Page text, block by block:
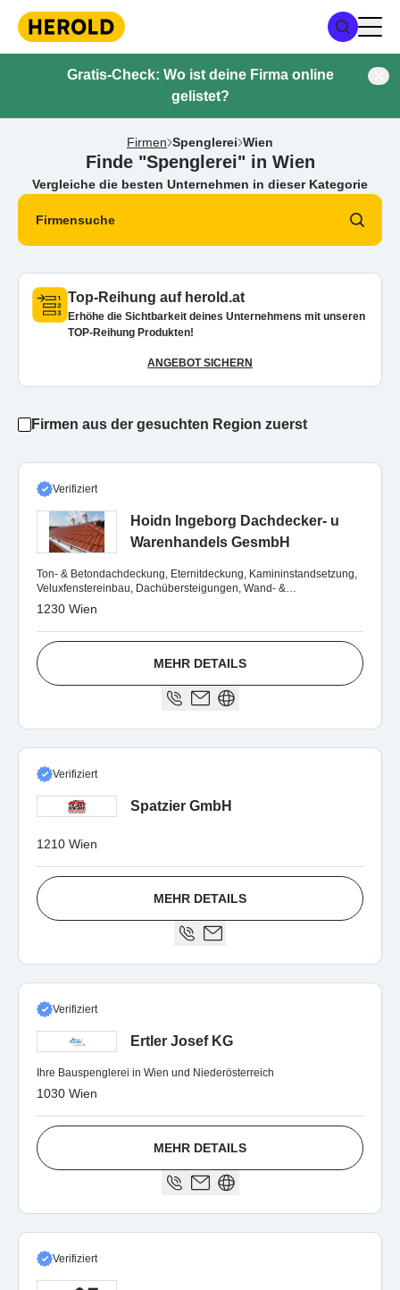
Gratis-Check: Wo ist deine Firma online
gelistet?
Firmen Spenglerei Wien
Finde "Spenglerei" in Wien
Vergleiche die besten Unternehmen in dieser Kategorie
Firmensuche
Top-Reihung auf herold.at
Erhöhe die Sichtbarkeit deines Unternehmens mit unseren
TOP-Reihung Produkten!
ANGEBOT SICHERN
Firmen aus der gesuchten Region zuerst
Verifiziert
Hoidn Ingeborg Dachdecker- u
Warenhandels GesmbH
Ton- & Betondachdeckung, Eternitdeckung, Kamininstandsetzung,
Veluxfenstereinbau, Dachübersteigungen, Wand- &
Kaminverkleidungen uvm.
1230 Wien
MEHR DETAILS
Verifiziert
Spatzier GmbH
1210 Wien
MEHR DETAILS
Verifiziert
Ertler Josef KG
Ihre Bauspenglerei in Wien und Niederösterreich
1030 Wien
MEHR DETAILS
Verifiziert